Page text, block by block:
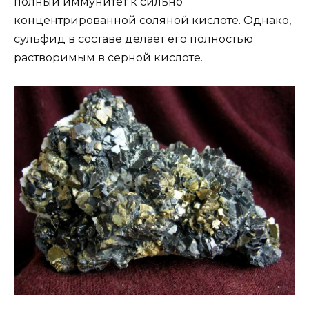
концентрированной соляной кислоте. Однако,
сульфид в составе делает его полностью
растворимым в серной кислоте.